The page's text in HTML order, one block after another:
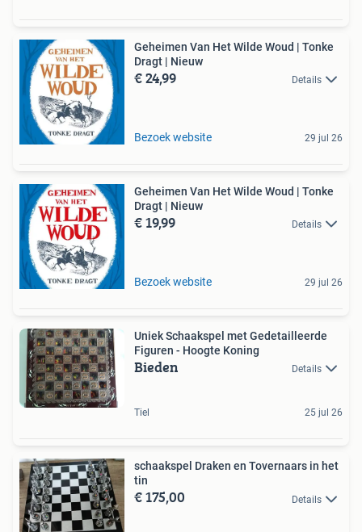
Geheimen Van Het Wilde Woud | Tonke
Dragt | Nieuw
€ 24,99 Details
Bezoek website 29 jul 26
Geheimen Van Het Wilde Woud | Tonke
Dragt | Nieuw
€ 19,99 Details
Bezoek website 29 jul 26
Uniek Schaakspel met Gedetailleerde
Figuren - Hoogte Koning
Bieden Details
Tiel 25 jul 26
schaakspel Draken en Tovernaars in het
tin
€ 175,00 Details